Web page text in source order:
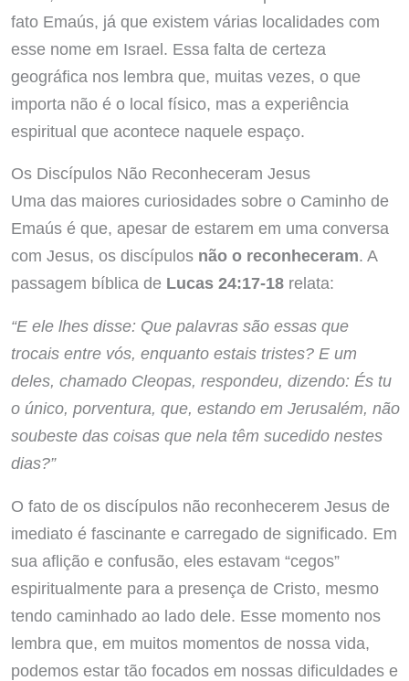
fato Emaús, já que existem várias localidades com
esse nome em Israel. Essa falta de certeza
geográfica nos lembra que, muitas vezes, o que
importa não é o local físico, mas a experiência
espiritual que acontece naquele espaço.
Os Discípulos Não Reconheceram Jesus
Uma das maiores curiosidades sobre o Caminho de
Emaús é que, apesar de estarem em uma conversa
com Jesus, os discípulos não o reconheceram. A
passagem bíblica de Lucas 24:17-18relata:
“E ele lhes disse: Que palavras são essas que
trocais entre vós, enquanto estais tristes? E um
deles, chamado Cleopas, respondeu, dizendo: És tu
o único, porventura, que, estando em Jerusalém, não
soubeste das coisas que nela têm sucedido nestes
dias?”
O fato de os discípulos não reconhecerem Jesus de
imediato é fascinante e carregado de significado. Em
sua aflição e confusão, eles estavam “cegos”
espiritualmente para a presença de Cristo, mesmo
tendo caminhado ao lado dele. Esse momento nos
lembra que, em muitos momentos de nossa vida,
podemos estar tão focados em nossas dificuldades e